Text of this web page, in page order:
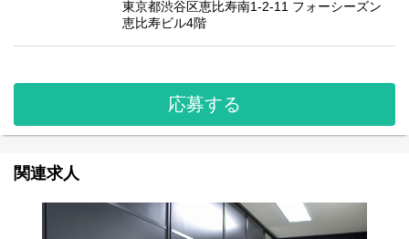
東京都渋谷区恵比寿南1-2-11 フォーシーズン
恵比寿ビル4階
応募する
関連求人